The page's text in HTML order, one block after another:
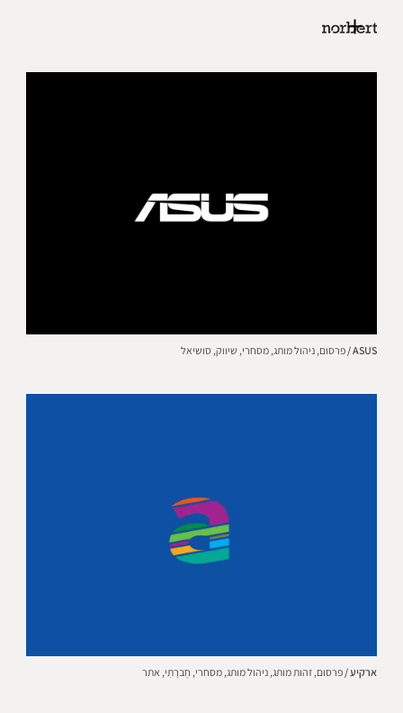
ASUS / פרסום, ניהול מותג, מסחרי, שיווק, סושיאל
ארקיע /פרסום, זהות מותג, ניהול מותג, מסחרי, חֶברָתִי, אתר